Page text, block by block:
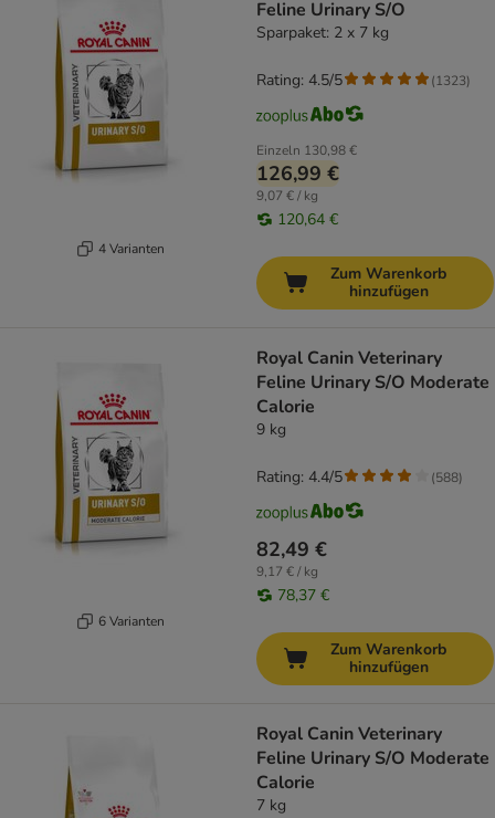
4 Varianten
Feline Urinary S/O
Sparpaket: 2 x 7 kg
Einzeln 130,98 €
126,99 €
9,07 € / kg
120,64 €
Rating: 4.5/5 (1323)
Zum Warenkorb
hinzufügen
6 Varianten
Royal Canin Veterinary
Feline Urinary S/O Moderate
Calorie
9 kg
82,49 €
9,17 € / kg
78,37 €
Rating: 4.4/5 (588)
Zum Warenkorb
hinzufügen
Royal Canin Veterinary
Feline Urinary S/O Moderate
Calorie
7 kg